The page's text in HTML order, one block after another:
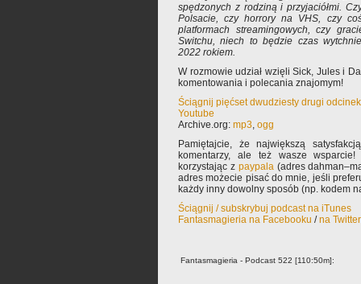
spędzonych z rodziną i przyjaciółmi.
Polsacie, czy horrory na VHS, czy
platformach streamingowych, czy
Switchu, niech to będzie czas
2022 rokiem.
W rozmowie udział wzięli Sick, Jules i
komentowania i polecania znajomym!
Ściągnij pięćset dwudziesty drugi
Youtube
Archive.org: mp3, ogg
Pamiętajcie, że największą
komentarzy, ale też wasze
korzystając z paypala(adres
adres możecie pisać do mnie, jeśli
każdy inny dowolny sposób (np. kodem
Ściągnij / subskrybuj podcast na iTunes
Fantasmagieria na Facebooku /na
Fantasmagieria - Podcast 522 [110:50m]: